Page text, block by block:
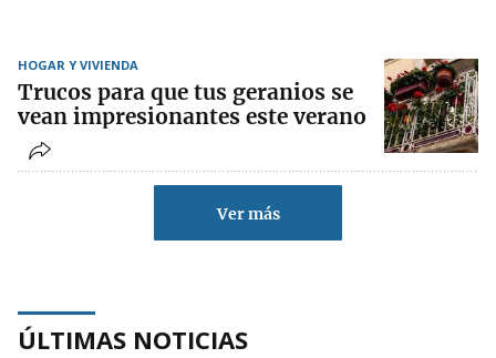
HOGAR Y VIVIENDA
Trucos para que tus geranios se
vean impresionantes este verano
Ver más
ÚLTIMAS NOTICIAS